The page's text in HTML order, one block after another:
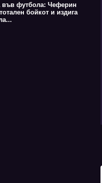
във футбола: Чеферин
бойкот и издига